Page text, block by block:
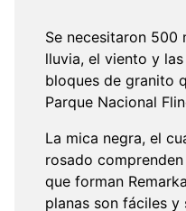
Se necesitaron 500
lluvia, el viento y
bloques de granito
Parque Nacional
La mica negra, el
rosado
que forman
planas son fáciles y